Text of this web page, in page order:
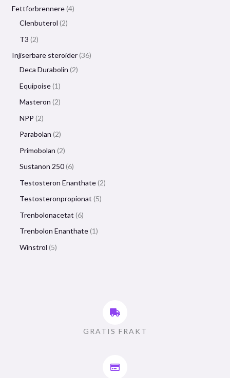
Fettforbrennere 4
Clenbuterol 2
T3 2
Injiserbare steroider 36
Deca Durabolin 2
Equipoise 1
Masteron 2
NPP 2
Parabolan 2
Primobolan 2
Sustanon 250 6
Testosteron Enanthate 2
Testosteronpropionat 5
Trenbolonacetat 6
Trenbolon Enanthate 1
Winstrol 5
GRATIS FRAKT